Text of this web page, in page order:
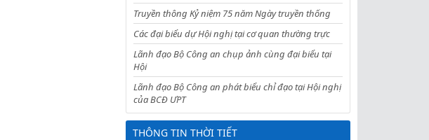
Truyền thông Kỷ niệm 75 năm Ngày truyền thống
Các đại biểu dự Hội nghị tại cơ quan thường trực
Lãnh đạo Bộ Công an chụp ảnh cùng đại biểu tại
Hội
Lãnh đạo Bộ Công an phát biểu chỉ đạo tại Hội nghị
của BCĐ ƯPT
THÔNG TIN THỜI TIẾT